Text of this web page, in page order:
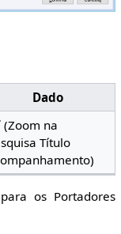
Dado
(Zoom na
Título
os Portadores